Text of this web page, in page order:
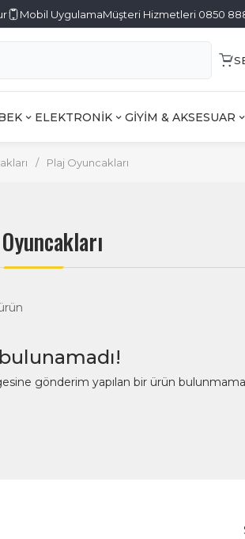
Mobil UygulamaMüşteri Hizmetleri 0850
ELEKTRONİK GİYİM & AKSESUAR
/ Plaj Oyuncakları
gönderim yapılan bir ürün